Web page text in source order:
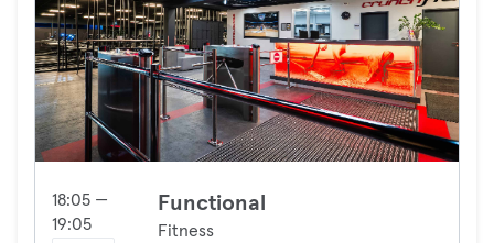
18:05 —
19:05
Functional
Fitness